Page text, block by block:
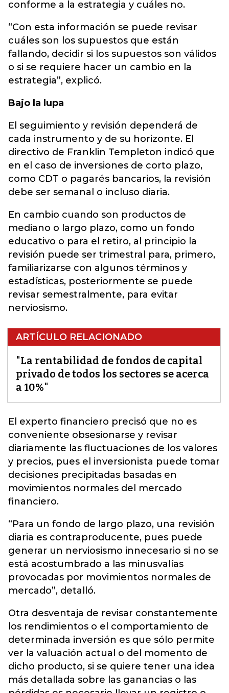
conforme a la estrategia y cuáles no.
“Con esta información se puede revisar
cuáles son los supuestos que están
fallando, decidir si los supuestos son válidos
o si se requiere hacer un cambio en la
estrategia”, explicó.
Bajo la lupa
El seguimiento y revisión dependerá de
cada instrumento y de su horizonte. El
directivo de Franklin Templeton indicó que
en el caso de inversiones de corto plazo,
como CDT o pagarés bancarios, la revisión
debe ser semanal o incluso diaria.
En cambio cuando son productos de
mediano o largo plazo, como un fondo
educativo o para el retiro, al principio la
revisión puede ser trimestral para, primero,
familiarizarse con algunos términos y
estadísticas, posteriormente se puede
revisar semestralmente, para evitar
nerviosismo.
ARTÍCULO RELACIONADO
"La rentabilidad de fondos de capital
privado de todos los sectores se acerca
a 10%"
El experto financiero precisó que no es
conveniente obsesionarse y revisar
diariamente las fluctuaciones de los valores
y precios, pues el inversionista puede tomar
decisiones precipitadas basadas en
movimientos normales del mercado
financiero.
“Para un fondo de largo plazo, una revisión
diaria es contraproducente, pues puede
generar un nerviosismo innecesario si no se
está acostumbrado a las minusvalías
provocadas por movimientos normales de
mercado”, detalló.
Otra desventaja de revisar constantemente
los rendimientos o el comportamiento de
determinada inversión es que sólo permite
ver la valuación actual o del momento de
dicho producto, si se quiere tener una idea
más detallada sobre las ganancias o las